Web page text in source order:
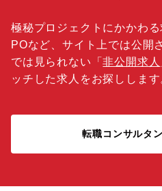
極秘プロジェクトにかかわる
POなど、サイト上では公開
では見られない「非公開求人
ッチした求人をお探しします
転職コンサルタ